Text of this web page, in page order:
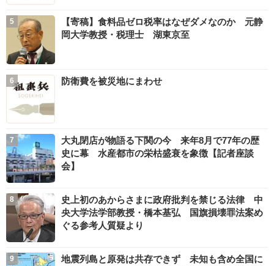
【寄稿】食料品ゼロ税率はなぜダメなのか 元静
岡大学教授・税理士 湖東京至
防衛費を被災地にまわせ
大丸閉店が物語る下関の今 来年8月で77年の歴
史に幕 水産都市の栄枯盛衰を象徴【記者座談
会】
史上初のあからさまに政府批判を禁じる法律 中
央大学法学部教授・橋本基弘 国旗損壊罪法案め
ぐる参考人質疑より
地震列島と原発は共存できず 未知も含め全国に